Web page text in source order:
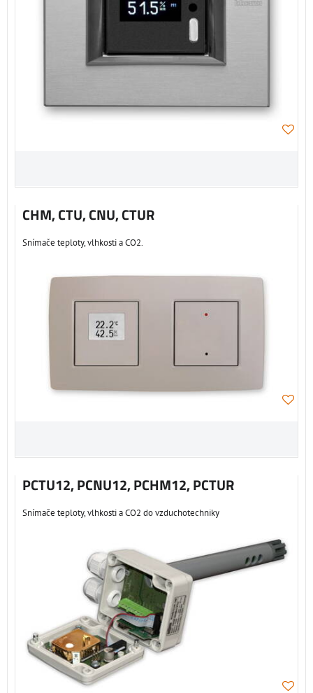
CHM, CTU, CNU, CTUR
Snímače teploty, vlhkosti a CO2.
PCTU12, PCNU12, PCHM12, PCTUR
Snímače teploty, vlhkosti a CO2 do vzduchotechniky